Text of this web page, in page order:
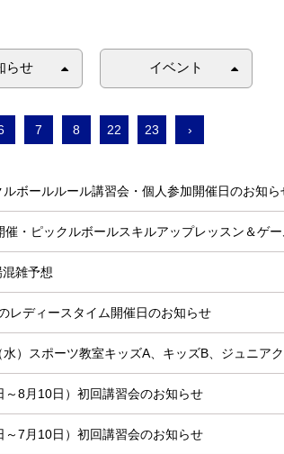
らせ イベント
7 8 22 23 ›
ルボールルール講習会・個人参加開催日のお知ら
催・ピックルボールスキルアップレッスン＆ゲ
雑予想
レディースタイム開催日のお知らせ
水）スポーツ教室キッズA、キッズB、ジュニア
～8月10日）初回講習会のお知らせ
～7月10日）初回講習会のお知らせ